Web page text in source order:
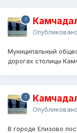
Опубликовано
Муниципальный
дорогах столицы
Опубликовано
В городе Елизово